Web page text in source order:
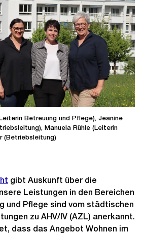
Betreuung und Pflege), Jeanine
Manuela Rühle (Leiterin
(Betriebsleitung)
gibt Auskunft über die
Leistungen in den Bereichen
und Pflege sind vom städtischen
zu AHV/IV (AZL) anerkannt.
dass das Angebot Wohnen im